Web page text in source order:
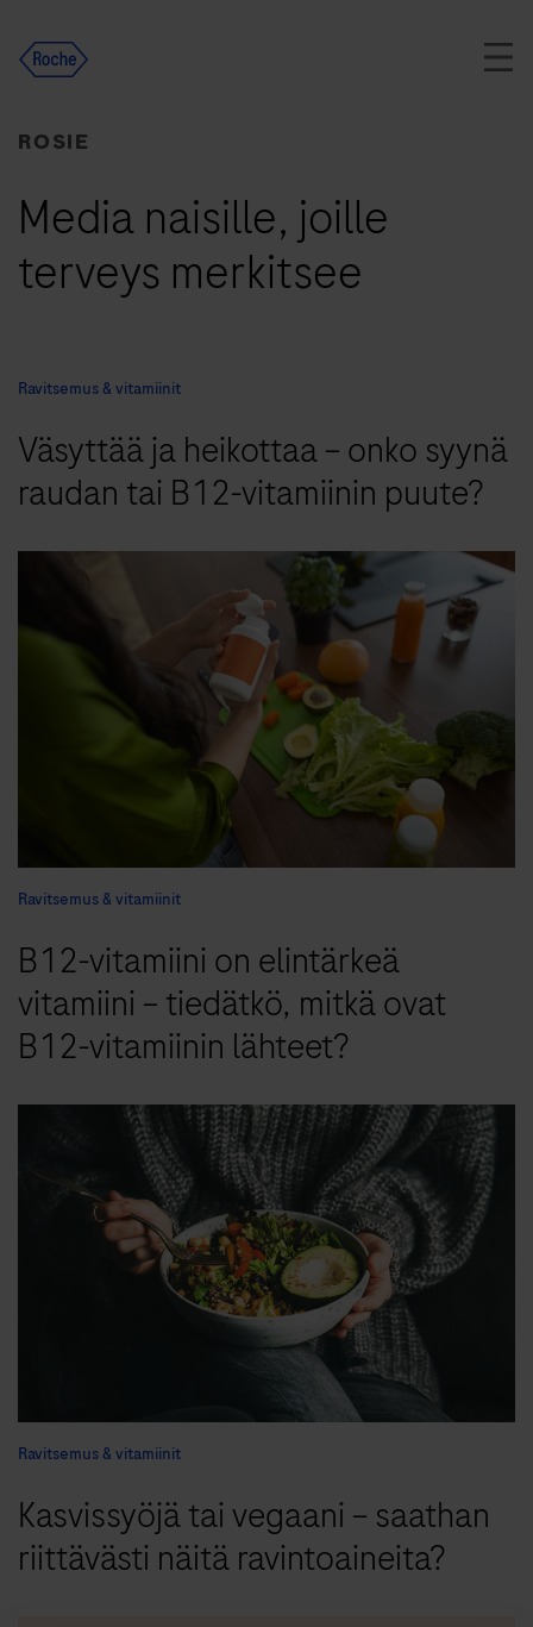
content
ROSIE
Media naisille, joille
terveys merkitsee
Ravitsemus & vitamiinit
Väsyttää ja heikottaa – onko syynä
raudan tai B12-vitamiinin puute?
Ravitsemus & vitamiinit
B12-vitamiini on elintärkeä
vitamiini − tiedätkö, mitkä ovat
B12-vitamiinin lähteet?
Ravitsemus & vitamiinit
Kasvissyöjä tai vegaani – saathan
riittävästi näitä ravintoaineita?